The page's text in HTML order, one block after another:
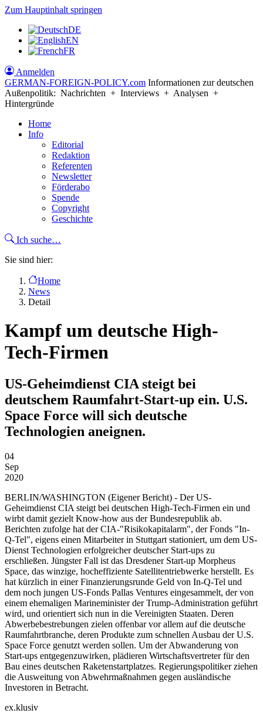
Zum Hauptinhalt springen
DE
EN
FR
Anmelden
GERMAN-FOREIGN-POLICY.com Informationen zur deutschen
Außenpolitik: Nachrichten + Interviews + Analysen +
Hintergründe
Home
Info
Editorial
Redaktion
Referenten
Newsletter
Förderabo
Spende
Copyright
Geschichte
Ich suche…
Sie sind hier:
Home
News
Detail
Kampf um deutsche High-
Tech-Firmen
US-Geheimdienst CIA steigt bei
deutschem Raumfahrt-Start-up ein. U.S.
Space Force will sich deutsche
Technologien aneignen.
04
Sep
2020
BERLIN/WASHINGTON (Eigener Bericht) - Der US-
Geheimdienst CIA steigt bei deutschen High-Tech-Firmen ein und
wirbt damit gezielt Know-how aus der Bundesrepublik ab.
Berichten zufolge hat der CIA-"Risikokapitalarm", der Fonds "In-
Q-Tel", eigens einen Mitarbeiter in Stuttgart stationiert, um dem US-
Dienst Technologien erfolgreicher deutscher Start-ups zu
erschließen. Jüngster Fall ist das Dresdener Start-up Morpheus
Space, das winzige, hocheffiziente Satellitentriebwerke herstellt. Es
hat kürzlich in einer Finanzierungsrunde Geld von In-Q-Tel und
dem noch jungen US-Fonds Pallas Ventures eingesammelt, der von
einem ehemaligen Marineminister der Trump-Administration geführt
wird, und orientiert sich nun in die Vereinigten Staaten. Deren
Abwerbebestrebungen zielen offenbar vor allem auf die deutsche
Raumfahrtbranche, deren Produkte zum schnellen Ausbau der U.S.
Space Force genutzt werden sollen. Um der Abwanderung von
Start-ups entgegenzuwirken, plädieren Wirtschaftsvertreter für den
Bau eines deutschen Raketenstartplatzes. Regierungspolitiker ziehen
die Ausweitung von Abwehrmaßnahmen gegen ausländische
Investoren in Betracht.
ex.klusiv